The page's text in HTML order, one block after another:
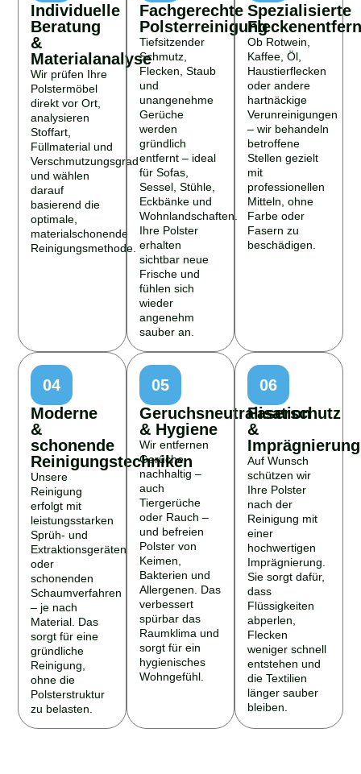
Individuelle
Beratung
&
Materialanalyse
Wir prüfen Ihre
Polstermöbel
direkt vor Ort,
analysieren
Stoffart,
Füllmaterial und
Verschmutzungsgrad
und wählen
darauf
basierend die
optimale,
materialschonende
Reinigungsmethode.
Fachgerechte
Polsterreinigung
Tiefsitzender
Schmutz,
Flecken, Staub
und
unangenehme
Gerüche
werden
gründlich
entfernt – ideal
für Sofas,
Sessel, Stühle,
Eckbänke und
Wohnlandschaften.
Ihre Polster
erhalten
sichtbar neue
Frische und
fühlen sich
wieder
angenehm
sauber an.
Spezialisierte
Ob Rotwein,
Kaffee, Öl,
Haustierflecken
oder andere
hartnäckige
Verunreinigungen
– wir behandeln
betroffene
Stellen gezielt
mit
professionellen
Mitteln, ohne
Farbe oder
Fasern zu
beschädigen.
04
Moderne
&
schonende
Reinigungstechniken
Unsere
Reinigung
erfolgt mit
leistungsstarken
Sprüh- und
Extraktionsgeräten
oder
schonenden
Schaumverfahren
– je nach
Material. Das
sorgt für eine
gründliche
Reinigung,
ohne die
Polsterstruktur
zu belasten.
05
Geruchsneutralisation
& Hygiene
Wir entfernen
Gerüche
nachhaltig –
auch
Tiergerüche
oder Rauch –
und befreien
Polster von
Keimen,
Bakterien und
Allergenen. Das
verbessert
spürbar das
Raumklima und
sorgt für ein
hygienisches
Wohngefühl.
06
Faserschutz
&
Imprägnierung
Auf Wunsch
schützen wir
Ihre Polster
nach der
Reinigung mit
einer
hochwertigen
Imprägnierung.
Sie sorgt dafür,
dass
Flüssigkeiten
abperlen,
Flecken
weniger schnell
entstehen und
die Textilien
länger sauber
bleiben.